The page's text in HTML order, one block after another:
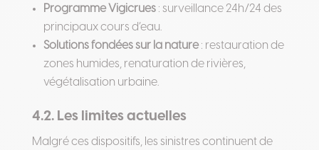
Programme Vigicrues: surveillance 24h/24 des
principaux cours d’eau.
Solutions fondées sur la nature: restauration de
zones humides, renaturation de rivières,
végétalisation urbaine.
4.2. Les limites actuelles
Malgré ces dispositifs, les sinistres continuent de